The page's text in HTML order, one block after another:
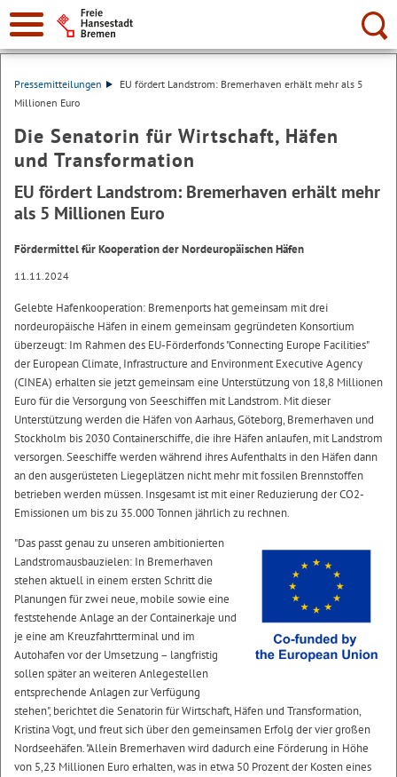
Suche:
Pressemitteilungen
EU fördert Landstrom: Bremerhaven erhält mehr als 5
Millionen Euro
Die Senatorin für Wirtschaft, Häfen
und Transformation
EU fördert Landstrom: Bremerhaven erhält mehr
als 5 Millionen Euro
Fördermittel für Kooperation der Nordeuropäischen Häfen
11.11.2024
Gelebte Hafenkooperation: Bremenports hat gemeinsam mit drei
nordeuropäische Häfen in einem gemeinsam gegründeten Konsortium
überzeugt: Im Rahmen des EU-Förderfonds "Connecting Europe Facilities"
der European Climate, Infrastructure and Environment Executive Agency
(CINEA) erhalten sie jetzt gemeinsam eine Unterstützung von 18,8 Millionen
Euro für die Versorgung von Seeschiffen mit Landstrom. Mit dieser
Unterstützung werden die Häfen von Aarhaus, Göteborg, Bremerhaven und
Stockholm bis 2030 Containerschiffe, die ihre Häfen anlaufen, mit Landstrom
versorgen. Seeschiffe werden während ihres Aufenthalts in den Häfen dann
an den ausgerüsteten Liegeplätzen nicht mehr mit fossilen Brennstoffen
betrieben werden müssen. Insgesamt ist mit einer Reduzierung der CO2-
Emissionen um bis zu 35.000 Tonnen jährlich zu rechnen.
"Das passt genau zu unseren ambitionierten
Landstromausbauzielen: In Bremerhaven
stehen aktuell in einem ersten Schritt die
Planungen für zwei neue, mobile sowie eine
feststehende Anlage an der Containerkaje und
je eine am Kreuzfahrtterminal und im
Autohafen vor der Umsetzung – langfristig
sollen später an weiteren Anlegestellen
entsprechende Anlagen zur Verfügung
stehen", berichtet die Senatorin für Wirtschaft, Häfen und Transformation,
Kristina Vogt, und freut sich über den gemeinsamen Erfolg der vier großen
Nordseehäfen. "Allein Bremerhaven wird dadurch eine Förderung in Höhe
von 5,23 Millionen Euro erhalten, was in etwa 50 Prozent der Kosten eines